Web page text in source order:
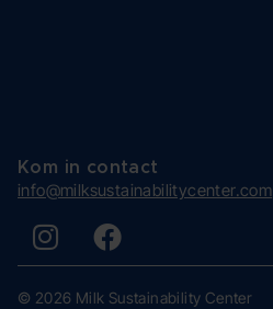
Kom in contact
info@milksustainabilitycenter.com
© 2026 Milk Sustainability Center